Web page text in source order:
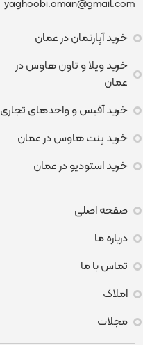
yaghoobi.oman@gmail.com
خرید آپارتمان در عمان
خرید ویلا و تاون هاوس در
عمان
خرید آفیس و واحدهای تجاری
خرید پنت هاوس در عمان
خرید استودیو در عمان
صفحه اصلی
درباره ما
تماس با ما
املاک
مجلات